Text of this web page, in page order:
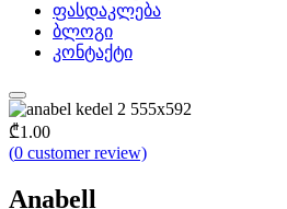
ფასდაკლება
ბლოგი
კონტაქტი
₾1.00
(0 customer review)
Anabell